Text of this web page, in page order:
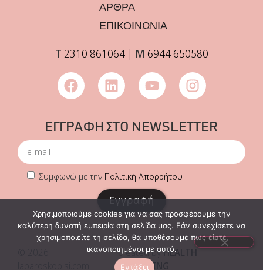
ΑΡΘΡΑ
ΕΠΙΚΟΙΝΩΝΙΑ
Τ 2310 861064| Μ 6944 650580
ΕΓΓΡΑΦΗ ΣΤΟ NEWSLETTER
Συμφωνώ με την Πολιτική Απορρήτου
Εγγραφή
created byHEALTH
MARKETING
Χρησιμοποιούμε cookies για να σας προσφέρουμε την
καλύτερη δυνατή εμπειρία στη σελίδα μας. Εάν συνεχίσετε να
χρησιμοποιείτε τη σελίδα, θα υποθέσουμε πως είστε
ικανοποιημένοι με αυτό.
Εντάξει